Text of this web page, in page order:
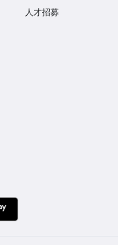
人才招募